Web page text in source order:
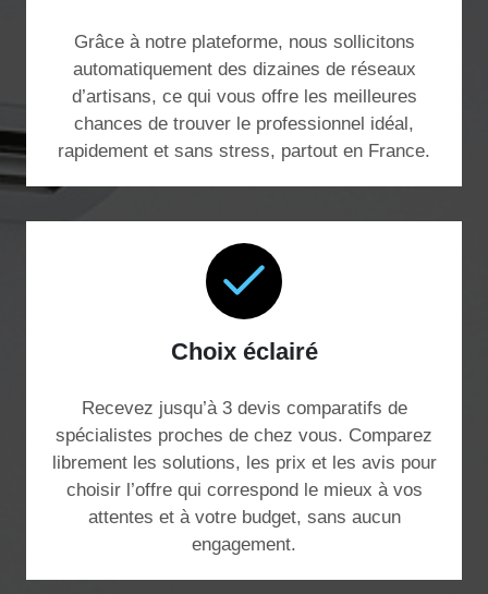
Grâce à notre plateforme, nous sollicitons
automatiquement des dizaines de réseaux
d’artisans, ce qui vous offre les meilleures
chances de trouver le professionnel idéal,
rapidement et sans stress, partout en France.
Choix éclairé
Recevez jusqu’à 3 devis comparatifs de
spécialistes proches de chez vous. Comparez
librement les solutions, les prix et les avis pour
choisir l’offre qui correspond le mieux à vos
attentes et à votre budget, sans aucun
engagement.